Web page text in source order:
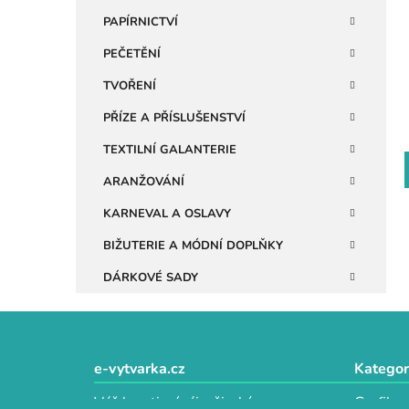
PAPÍRNICTVÍ
PEČETĚNÍ
TVOŘENÍ
PŘÍZE A PŘÍSLUŠENSTVÍ
TEXTILNÍ GALANTERIE
ARANŽOVÁNÍ
KARNEVAL A OSLAVY
BIŽUTERIE A MÓDNÍ DOPLŇKY
DÁRKOVÉ SADY
e-vytvarka.cz
Váš kreativní ráj s širokým
Grafika